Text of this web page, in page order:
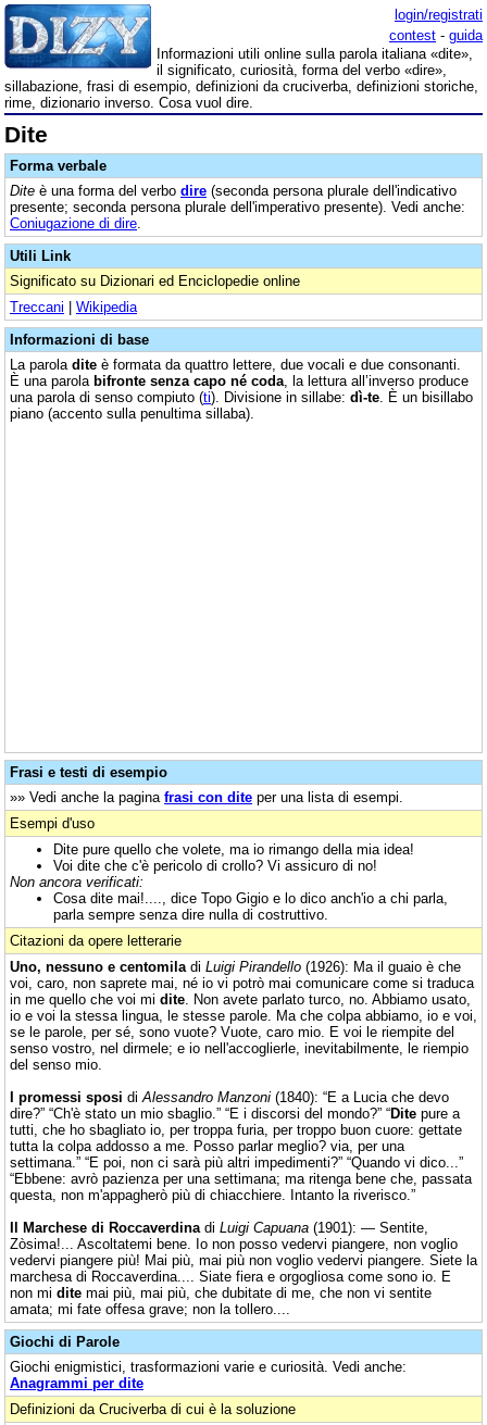
login/registrati
contest - guida
Informazioni utili online sulla parola italiana «dite»,
il significato, curiosità, forma del verbo «dire»,
sillabazione, frasi di esempio, definizioni da cruciverba, definizioni storiche,
rime, dizionario inverso. Cosa vuol dire.
Dite
Forma verbale
Dite è una forma del verbo dire (seconda persona plurale dell'indicativo
presente; seconda persona plurale dell'imperativo presente). Vedi anche:
Coniugazione di dire
Utili Link
Significato su Dizionari ed Enciclopedie online
Treccani | Wikipedia
Informazioni di base
La parola dite è formata da quattro lettere, due vocali e due consonanti.
È una parola bifronte senza capo né coda , la lettura all’inverso produce
una parola di senso compiuto (ti). Divisione in sillabe: dì-te . È un bisillabo
piano (accento sulla penultima sillaba).
Frasi e testi di esempio
»» Vedi anche la pagina frasi con dite per una lista di esempi.
Esempi d'uso
Dite pure quello che volete, ma io rimango della mia idea!
Voi dite che c'è pericolo di crollo? Vi assicuro di no!
Non ancora verificati:
Cosa dite mai!...., dice Topo Gigio e lo dico anch'io a chi parla,
parla sempre senza dire nulla di costruttivo.
Citazioni da opere letterarie
Uno, nessuno e centomila di Luigi Pirandello (1926): Ma il guaio è che
voi, caro, non saprete mai, né io vi potrò mai comunicare come si traduca
in me quello che voi mi dite . Non avete parlato turco, no. Abbiamo usato,
io e voi la stessa lingua, le stesse parole. Ma che colpa abbiamo, io e voi,
se le parole, per sé, sono vuote? Vuote, caro mio. E voi le riempite del
senso vostro, nel dirmele; e io nell'accoglierle, inevitabilmente, le riempio
del senso mio.
I promessi sposi di Alessandro Manzoni (1840): “E a Lucia che devo
dire?” “Ch'è stato un mio sbaglio.” “E i discorsi del mondo?” “Dite pure a
tutti, che ho sbagliato io, per troppa furia, per troppo buon cuore: gettate
tutta la colpa addosso a me. Posso parlar meglio? via, per una
settimana.” “E poi, non ci sarà più altri impedimenti?” “Quando vi dico...”
“Ebbene: avrò pazienza per una settimana; ma ritenga bene che, passata
questa, non m'appagherò più di chiacchiere. Intanto la riverisco.”
Il Marchese di Roccaverdina di Luigi Capuana (1901): — Sentite,
Zòsima!... Ascoltatemi bene. Io non posso vedervi piangere, non voglio
vedervi piangere più! Mai più, mai più non voglio vedervi piangere. Siete la
marchesa di Roccaverdina.... Siate fiera e orgogliosa come sono io. E
non mi dite mai più, mai più, che dubitate di me, che non vi sentite
amata; mi fate offesa grave; non la tollero....
Giochi di Parole
Giochi enigmistici, trasformazioni varie e curiosità. Vedi anche:
Anagrammi per dite
Definizioni da Cruciverba di cui è la soluzione